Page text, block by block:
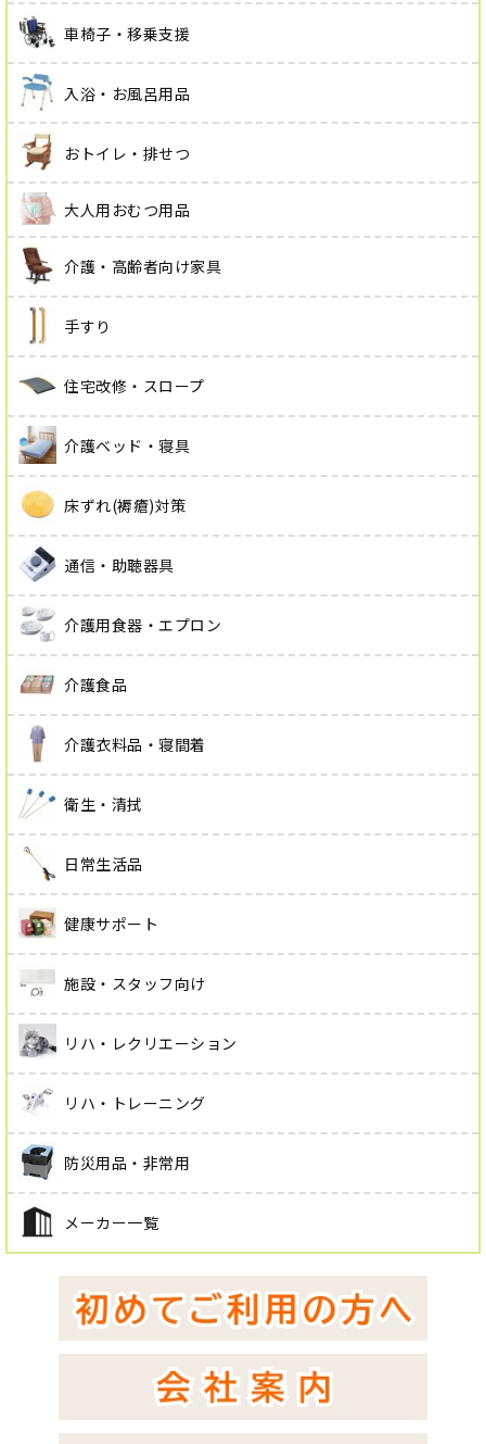
車椅子・移乗支援
入浴・お風呂用品
おトイレ・排せつ
大人用おむつ用品
介護・高齢者向け家具
手すり
住宅改修・スロープ
介護ベッド・寝具
床ずれ(褥瘡)対策
通信・助聴器具
介護用食器・エプロン
介護食品
介護衣料品・寝間着
衛生・清拭
日常生活品
健康サポート
施設・スタッフ向け
リハ・レクリエーション
リハ・トレーニング
防災用品・非常用
メーカー一覧